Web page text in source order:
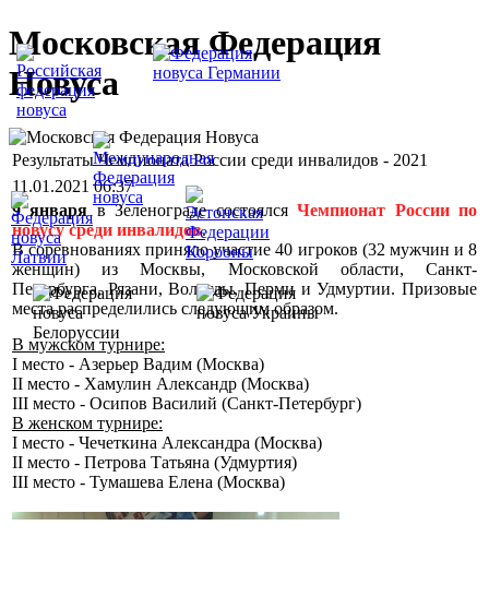
Московская Федерация
Новуса
Результаты Чемпионата России среди инвалидов - 2021
11.01.2021 06:37
9 января в Зеленограде состоялсяЧемпионат России по
новусу среди инвалидов.
В соревнованиях приняло участие 40 игроков (32 мужчин и 8
женщин) из Москвы, Московской области, Санкт-
Петербурга, Рязани, Вологды, Перми и Удмуртии. Призовые
места распределились следующим образом.
В мужском турнире:
I место - Азерьер Вадим (Москва)
II место - Хамулин Александр (Москва)
III место - Осипов Василий (Санкт-Петербург)
В женском турнире:
I место - Чечеткина Александра (Москва)
II место - Петрова Татьяна (Удмуртия)
III место - Тумашева Елена (Москва)